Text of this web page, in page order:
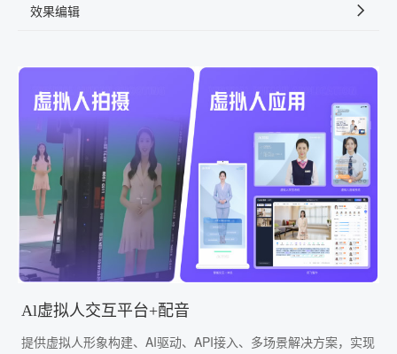
效果编辑
Al虚拟人交互平台+配音
提供虚拟人形象构建、AI驱动、API接入、多场景解决方案，实现